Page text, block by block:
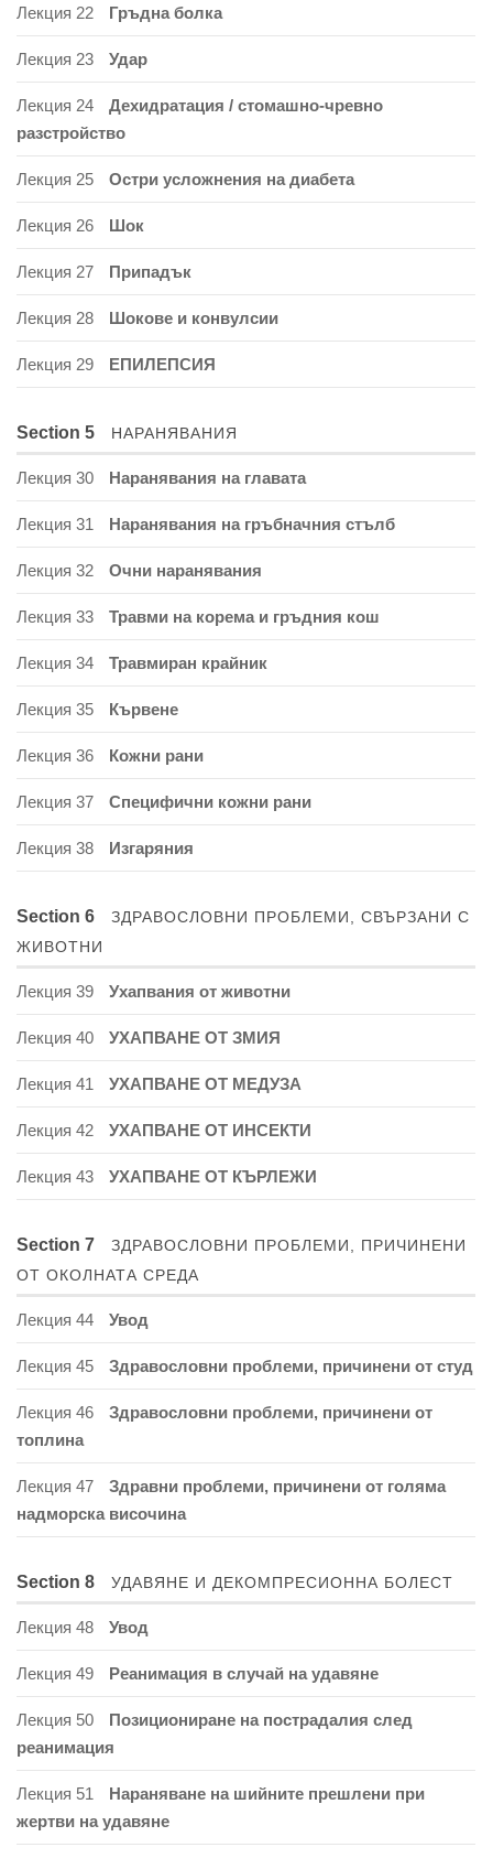
Лекция 22 Гръдна болка
Лекция 23 Удар
Лекция 24
Дехидратация / стомашно-чревно
разстройство
Лекция 25 Остри усложнения на диабета
Лекция 26 Шок
Лекция 27 Припадък
Лекция 28 Шокове и конвулсии
Лекция 29 ЕПИЛЕПСИЯ
Section 5 НАРАНЯВАНИЯ
Лекция 30 Наранявания на главата
Лекция 31 Наранявания на гръбначния стълб
Лекция 32 Очни наранявания
Лекция 33 Травми на корема и гръдния кош
Лекция 34 Травмиран крайник
Лекция 35 Кървене
Лекция 36 Кожни рани
Лекция 37 Специфични кожни рани
Лекция 38 Изгаряния
Section 6
ЗДРАВОСЛОВНИ ПРОБЛЕМИ, СВЪРЗАНИ С
ЖИВОТНИ
Лекция 39 Ухапвания от животни
Лекция 40 УХАПВАНЕ ОТ ЗМИЯ
Лекция 41 УХАПВАНЕ ОТ МЕДУЗА
Лекция 42 УХАПВАНЕ ОТ ИНСЕКТИ
Лекция 43 УХАПВАНЕ ОТ КЪРЛЕЖИ
Section 7
ЗДРАВОСЛОВНИ ПРОБЛЕМИ, ПРИЧИНЕНИ
ОТ ОКОЛНАТА СРЕДА
Лекция 44 Увод
Лекция 45 Здравословни проблеми, причинени от студ
Лекция 46
Здравословни проблеми, причинени от
топлина
Лекция 47
Здравни проблеми, причинени от голяма
надморска височина
Section 8 УДАВЯНЕ И ДЕКОМПРЕСИОННА БОЛЕСТ
Лекция 48 Увод
Лекция 49 Реанимация в случай на удавяне
Лекция 50
Позициониране на пострадалия след
реанимация
Лекция 51
Нараняване на шийните прешлени при
жертви на удавяне